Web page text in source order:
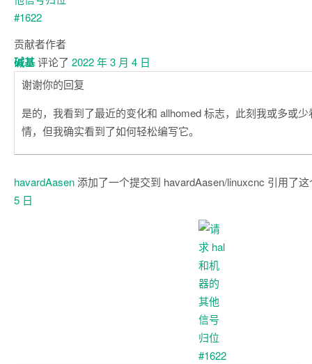
贡献者作者
碱基评论了 2022 年 3 月 4 日
谢谢你的回复
是的，我看到了最近的变化和 allhomed 标志，此刻我或多或
情，但我确实看到了如何轻松编写它。
havardAasen添加了一个提交到 havardAasen/linuxcnc 引用了
5 日